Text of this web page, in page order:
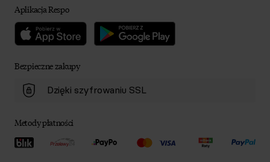
Aplikacja Respo
Bezpieczne zakupy
Dzięki szyfrowaniu SSL
Metody płatności